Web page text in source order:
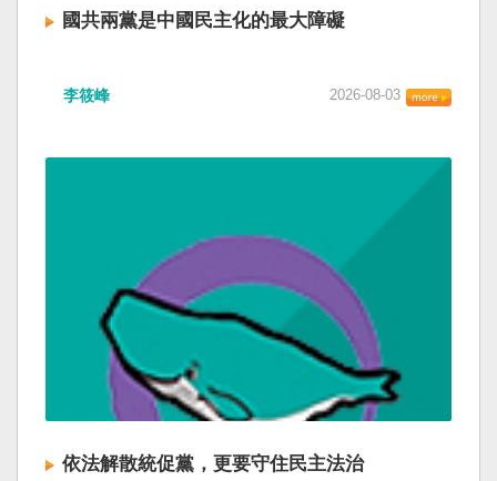
國共兩黨是中國民主化的最大障礙
李筱峰 2026-08-03
依法解散統促黨，更要守住民主法治